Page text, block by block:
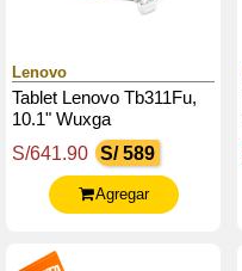
Lenovo
Tablet Lenovo Tb311Fu,
10.1" Wuxga
(1920X1200) / Tft / Lcd /
Ips / Touch / Android 14 O
Superior
S/641.90 S/ 589
Agregar